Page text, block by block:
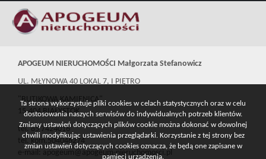
APOGEUM NIERUCHOMOŚCI Małgorzata Stefanowicz
UL. MŁYNOWA 40 LOKAL 7, I PIĘTRO
"BUTIKOWA KAMIENICA"
15-404 BIAŁYSTOK
tel. 85 7424016
tel. kom.504046274
e-mail: apogeum@apogeum-nieruchomosci.pl
Ta strona wykorzystuje pliki cookies w celach statystycznych oraz w celu
dostosowania naszych serwisów do indywidualnych potrzeb klientów.
Zmiany ustawień dotyczących plików cookie można dokonać w dowolnej
chwili modyfikując ustawienia przeglądarki. Korzystanie z tej strony bez
zmian ustawień dotyczących cookies oznacza, że będą one zapisane w
pamięci urządzenia.